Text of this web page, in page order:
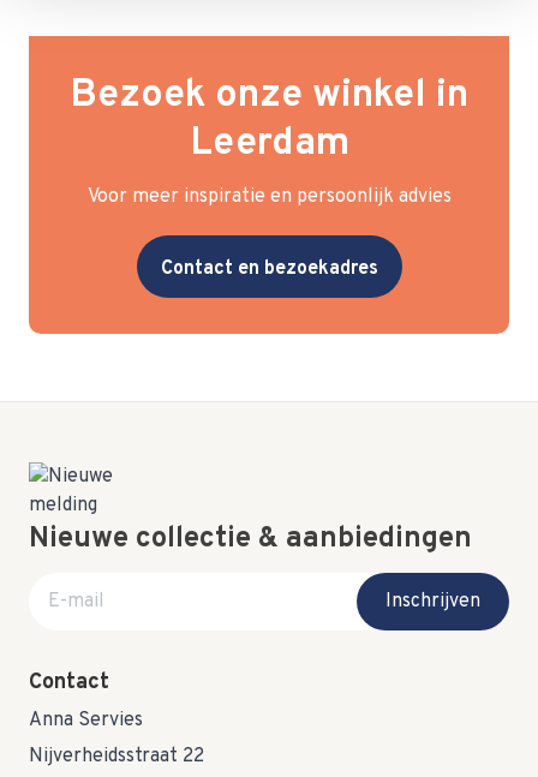
Bezoek onze winkel in
Leerdam
Voor meer inspiratie en persoonlijk advies
Contact en bezoekadres
Nieuwe collectie & aanbiedingen
E-mail adres
Inschrijven
Contact
Anna Servies
Nijverheidsstraat 22